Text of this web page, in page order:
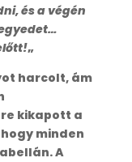
és a végén
„
harcolt, ám
kikapott a
minden
A